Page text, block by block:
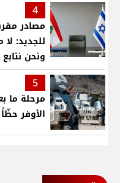
4
مصادر
للجديد:
ونحن
5
مرحلة ما
الأوفر